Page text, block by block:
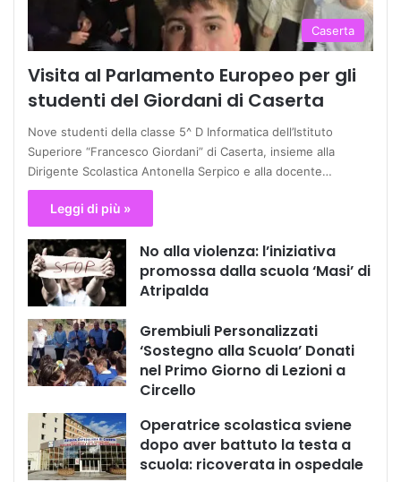
Caserta
Visita al Parlamento Europeo per gli
studenti del Giordani di Caserta
Nove studenti della classe 5^ D Informatica dell’Istituto
Superiore “Francesco Giordani” di Caserta, insieme alla
Dirigente Scolastica Antonella Serpico e alla docente…
Leggi di più »
No alla violenza: l’iniziativa
promossa dalla scuola ‘Masi’ di
Atripalda
Grembiuli Personalizzati
‘Sostegno alla Scuola’ Donati
nel Primo Giorno di Lezioni a
Circello
Operatrice scolastica sviene
dopo aver battuto la testa a
scuola: ricoverata in ospedale